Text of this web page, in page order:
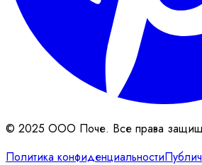
© 2025 ООО Поче. Все права
Политика конфиденциальности